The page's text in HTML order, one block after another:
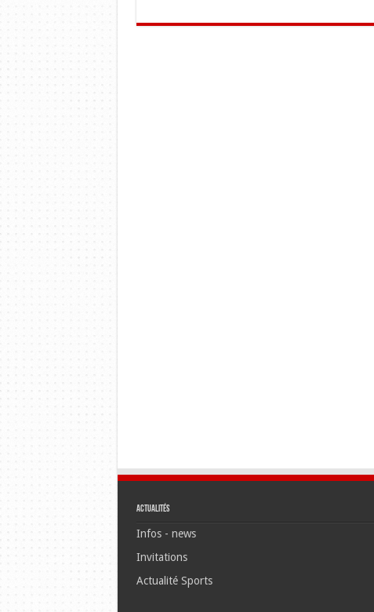
Actualités
Infos - news
Invitations
Actualité Sports